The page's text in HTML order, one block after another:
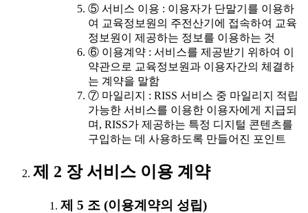
⑤ 서비스 이용 : 이용자가 단말기를 이용하
여 교육정보원의 주전산기에 접속하여 교육
정보원이 제공하는 정보를 이용하는 것
⑥ 이용계약 : 서비스를 제공받기 위하여 이
약관으로 교육정보원과 이용자간의 체결하
는 계약을 말함
⑦ 마일리지 : RISS 서비스 중 마일리지 적립
가능한 서비스를 이용한 이용자에게 지급되
며, RISS가 제공하는 특정 디지털 콘텐츠를
구입하는 데 사용하도록 만들어진 포인트
제 2 장 서비스 이용 계약
제 5 조 (이용계약의 성립)